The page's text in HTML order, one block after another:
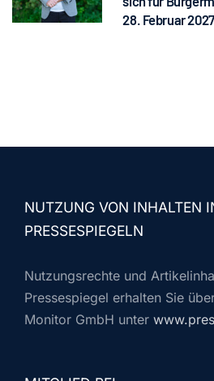
28. Februar 2027
NUTZUNG VON INHALTEN
PRESSESPIEGELN
Nutzungsrechte und
Pressespiegel erhalten Sie
Monitor GmbH unter